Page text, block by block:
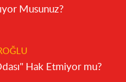
Musunuz?
Hak Etmiyor mu?